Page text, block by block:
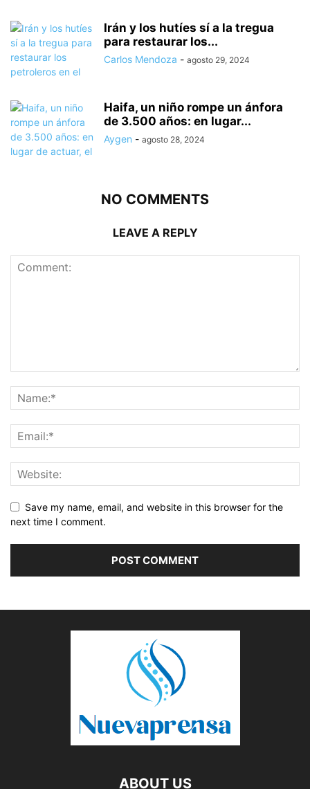
Irán y los hutíes sí a la tregua
para restaurar los...
Carlos Mendoza - agosto 29, 2024
Haifa, un niño rompe un ánfora
de 3.500 años: en lugar...
Aygen - agosto 28, 2024
NO COMMENTS
LEAVE A REPLY
Save my name, email, and website in this browser for the
next time I comment.
ABOUT US